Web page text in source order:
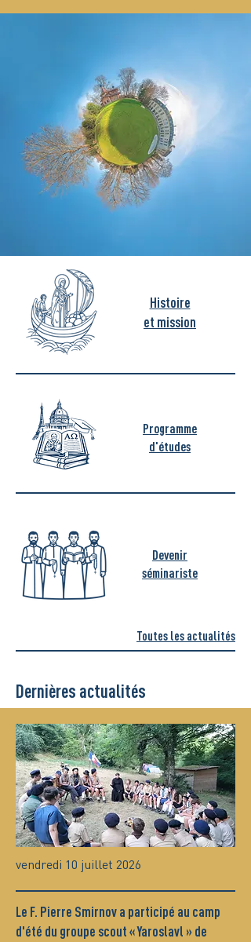
Histoire
et mission
Programme
d'études
Devenir
séminariste
Toutes les actualités
Dernières actualités
vendredi 10 juillet 2026
Le F. Pierre Smirnov a participé au camp
d'été du groupe scout « Yaroslavl » de